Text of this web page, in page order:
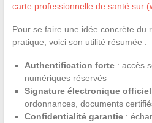
carte professionnelle de santé sur
Pour se faire une idée concrète du
pratique, voici son utilité résumée :
Authentification forte: accès
numériques réservés
Signature électronique
ordonnances, documents
Confidentialité garantie: